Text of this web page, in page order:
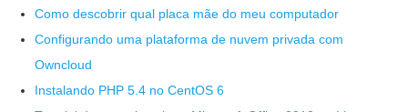
Como descobrir qual placa mãe do meu computador
Configurando uma plataforma de nuvem privada com
Owncloud
Instalando PHP 5.4 no CentOS 6